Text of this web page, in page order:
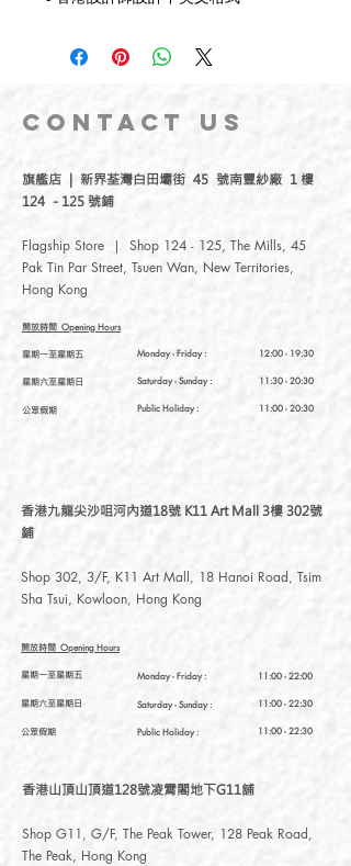
CONTACT US
旗艦店 | 新界荃灣白田壩街 45 號南豐紗廠 1 樓
124 - 125 號鋪
Flagship Store | Shop 124 - 125, The Mills, 45
Pak Tin Par Street, Tsuen Wan, New Territories,
Hong Kong
開放時間 Opening Hours
星期一至星期五
星期六至星期日
公眾假期
12:00 - 19:30
11:30 - 20:30
11:00 - 20:30
Monday - Friday :
Saturday- Sunday :
Public Holiday :
11:00 - 22:00
11:00 - 22:30
11:00 - 22:30
香港九龍尖沙咀河內道18號 K11 Art Mall 3樓 302號
鋪
Shop 302, 3/F, K11 Art Mall, 18 Hanoi Road, Tsim
Sha Tsui, Kowloon, Hong Kong
開放時間 Opening Hours
星期一至星期五
星期六至星期日
公眾假期
Monday - Friday :
Saturday- Sunday :
Public Holiday :
香港山頂山頂道128號凌霄閣地下G11舖
Shop G11, G/F, The Peak Tower, 128 Peak Road,
The Peak, Hong Kong